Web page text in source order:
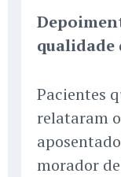
qualidade
Pacientes
relataram
morador